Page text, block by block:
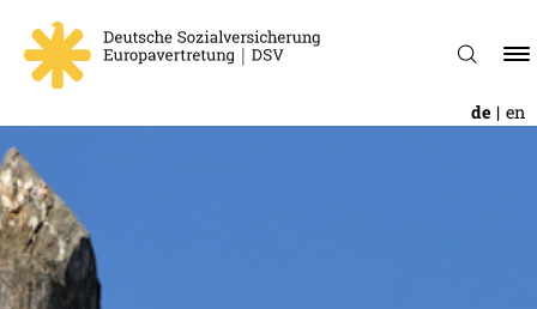
de en